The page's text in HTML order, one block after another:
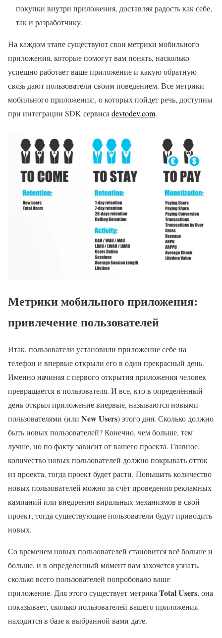
покупки внутри приложения, доставляя радость как себе,
так и разработчику.
На каждом этапе существуют свои метрики мобильного
приложения, которые помогут вам понять, насколько
успешно работает ваше приложение и какую обратную
связь дают пользователи своим поведением. Все метрики
мобильного приложения:, о которых пойдет речь, доступны
при интеграции SDK сервиса devtodev.com.
Метрики мобильного приложения:
привлечение пользователей
Итак, пользователи установили приложение себе на
телефон и впервые открыли его в один прекрасный день.
Именно начиная с первого открытия приложения человек
превращается в пользователя. И все, кто в определённый
день открыл приложение впервые, называются новыми
пользователями (или New Users) этого дня. Сколько должно
быть новых пользователей? Конечно, чем больше, тем
лучше, но по факту зависит от вашего проекта. Главное,
количество новых пользователей должно покрывать отток
из проекта, тогда проект будет расти. Повышать количество
новых пользователей можно за счёт проведения рекламных
кампаний или внедрения виральных механизмов в свой
проект, тогда существующие пользователи будут приводить
новых.
Со временем новых пользователей становится всё больше и
больше, и в определенный момент вам захочется узнать,
сколько всего пользователей попробовало ваше
приложение. Для этого существует метрика Total Users, она
показывает, сколько пользователей вашего приложения
находится в базе к выбранной вами дате.